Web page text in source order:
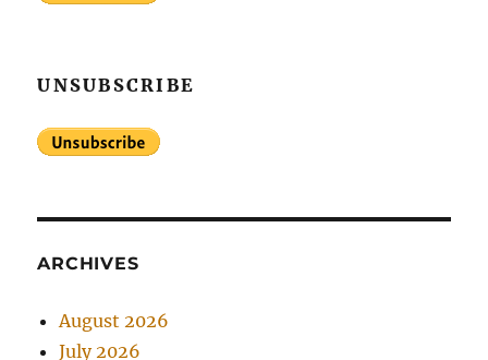
UNSUBSCRIBE
ARCHIVES
August 2026
July 2026